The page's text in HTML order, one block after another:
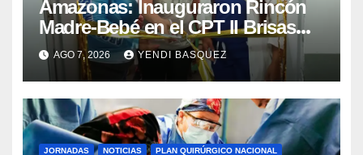
​Amazonas: Inauguraron Rincón
Madre-Bebé en el CPT II Brisas
del Aeropuerto ​Inauguraron
Rincón
AGO 7, 2026 YENDI BASQUEZ
JORNADAS NOTICIAS
PLAN QUIRÚRGICO NACIONAL